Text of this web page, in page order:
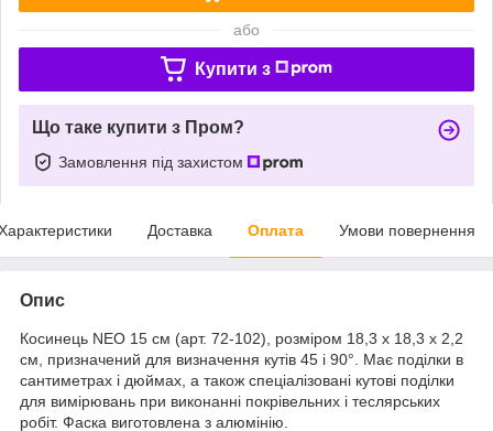
або
Купити з
Що таке купити з Пром?
Замовлення під захистом
Доставка Оплата Умови повернення
Опис
Косинець NEO 15 см (арт. 72-102), розміром 18,3 х 18,3 х 2,2
см, призначений для визначення кутів 45 і 90°. Має поділки в
сантиметрах і дюймах, а також спеціалізовані кутові поділки
для вимірювань при виконанні покрівельних і теслярських
робіт. Фаска виготовлена з алюмінію.